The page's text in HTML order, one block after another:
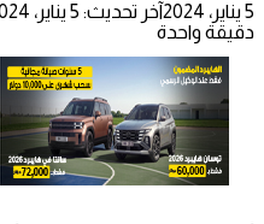
5 يناير، 2024
آخر تحديث: 5 يناير، 2024
دقيقة واحدة